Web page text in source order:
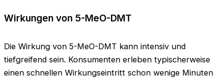
Wirkungen von 5-MeO-DMT
Die Wirkung von 5-MeO-DMT kann intensiv und
tiefgreifend sein. Konsumenten erleben typischerweise
einen schnellen Wirkungseintritt schon wenige Minuten